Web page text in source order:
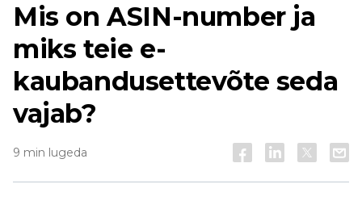
Mis on ASIN-number ja
miks teie e-
kaubandusettevõte seda
vajab?
9 min lugeda